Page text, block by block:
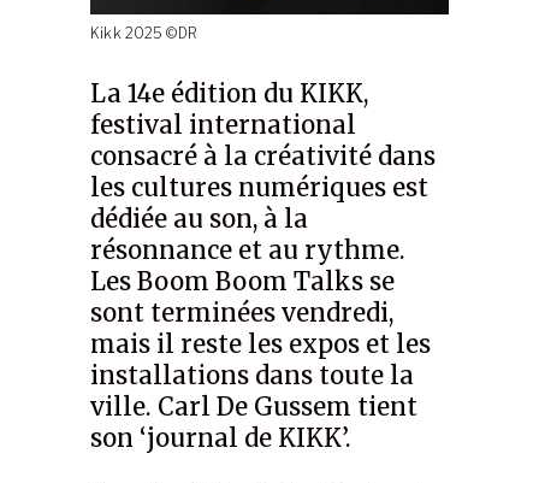
Kikk 2025 ©DR
La 14e édition du KIKK,
festival international
consacré à la créativité dans
les cultures numériques est
dédiée au son, à la
résonnance et au rythme.
Les Boom Boom Talks se
sont terminées vendredi,
mais il reste les expos et les
installations dans toute la
ville. Carl De Gussem tient
son ‘journal de KIKK’.